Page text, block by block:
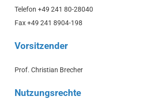
Telefon +49 241 80-28040
Fax +49 241 8904-198
Vorsitzender
Prof. Christian Brecher
Nutzungsrechte